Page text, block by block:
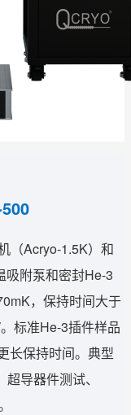
（Acryo-1.5K）和
吸附泵和密封He-3
，保持时间大于
标准He-3插件样品
长保持时间。典型
导器件测试、